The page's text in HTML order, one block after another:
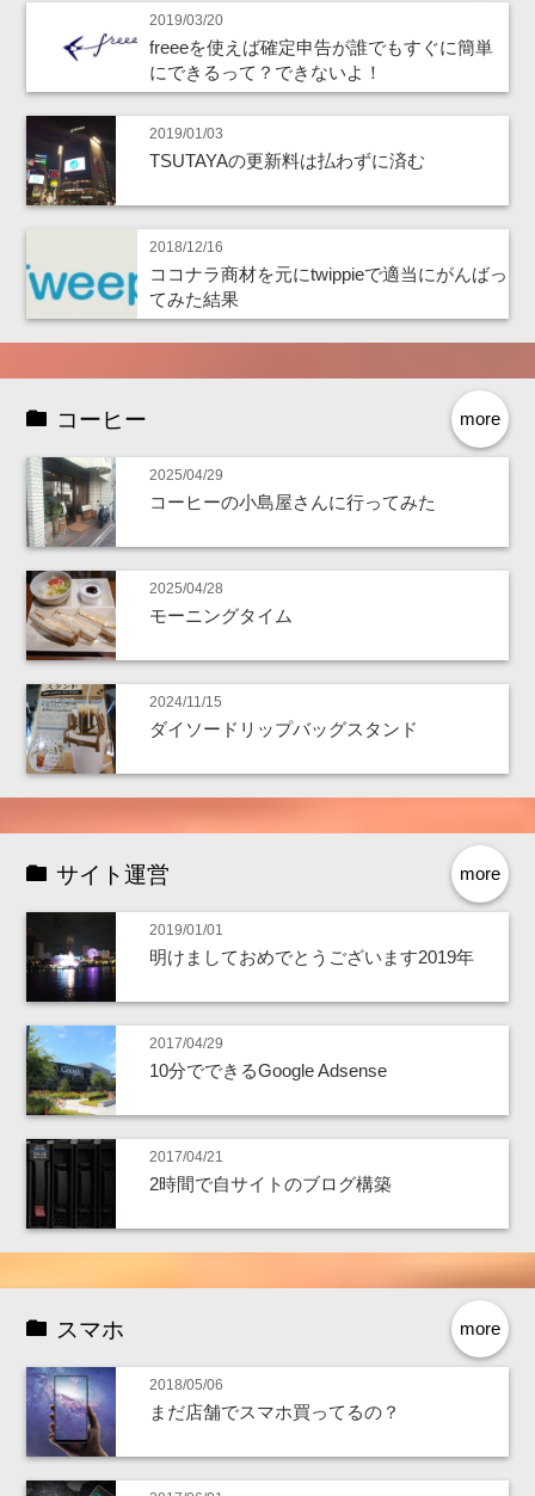
2019/03/20
freeeを使えば確定申告が誰でもすぐに簡単
にできるって？できないよ！
2019/01/03
TSUTAYAの更新料は払わずに済む
2018/12/16
ココナラ商材を元にtwippieで適当にがんばっ
てみた結果
more
コーヒー
2025/04/29
コーヒーの小島屋さんに行ってみた
2025/04/28
モーニングタイム
2024/11/15
ダイソードリップバッグスタンド
more
サイト運営
2019/01/01
明けましておめでとうございます2019年
2017/04/29
10分でできるGoogle Adsense
2017/04/21
2時間で自サイトのブログ構築
more
スマホ
2018/05/06
まだ店舗でスマホ買ってるの？